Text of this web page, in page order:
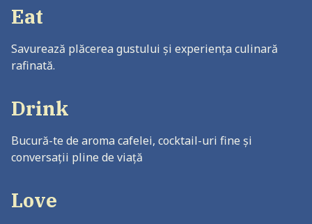
Eat
Savurează plăcerea gustului și experiența culinară
rafinată.
Drink
Bucură-te de aroma cafelei, cocktail-uri fine și
conversații pline de viață
Love